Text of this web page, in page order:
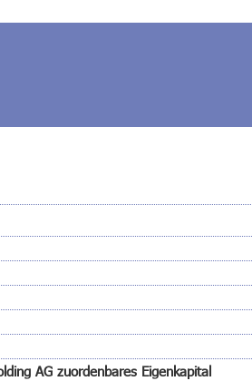
AG zuordenbares Eigenkapital